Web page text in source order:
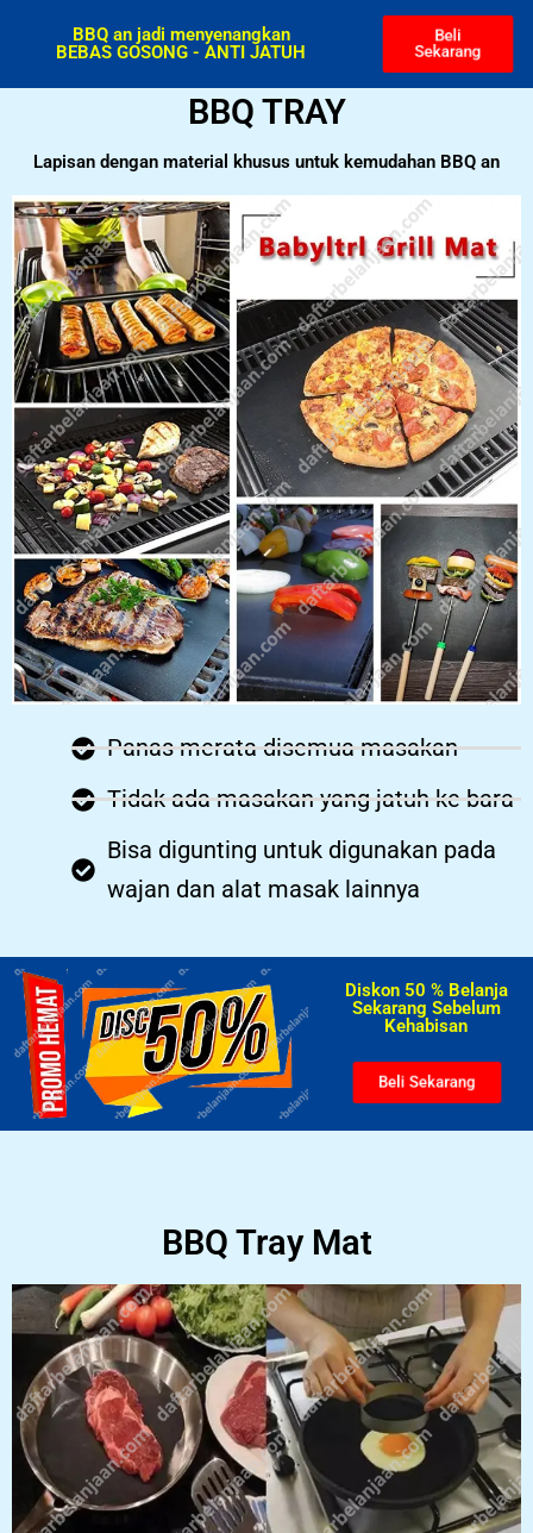
BBQ an jadi menyenangkan
BEBAS GOSONG - ANTI JATUH
Beli
Sekarang
BBQ TRAY
Lapisan dengan material khusus untuk kemudahan BBQ an
Panas merata disemua masakan
Tidak ada masakan yang jatuh ke bara
Bisa digunting untuk digunakan pada
wajan dan alat masak lainnya
Diskon 50 % Belanja
Sekarang Sebelum
Kehabisan​
Beli Sekarang
BBQ Tray Mat